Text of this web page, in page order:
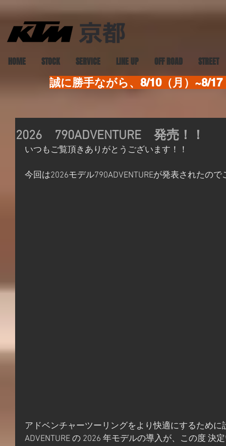
HOME STOCK SERVICE LINE UP OFF ROAD STREET
誠に勝手ながら、8/10（月）~8/
2026 790ADVENTURE 発売！！
いつもご覧頂きありがとうございます！！
今回は2026モデル790ADVENTUREが発表されたの
アドベンチャーツーリングをより快適にするために
ADVENTURE の 2026 年モデルの導入が、この度 決